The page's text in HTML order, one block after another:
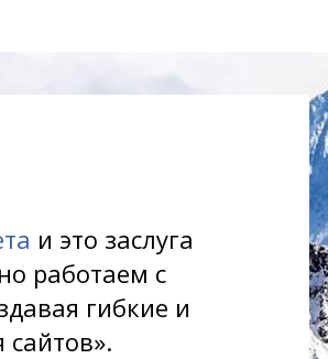
и это заслуга
работаем с
гибкие и